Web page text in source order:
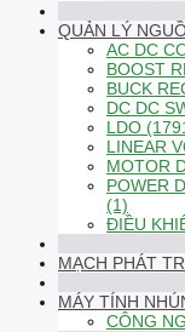
QUẢN LÝ
AC DC
BOOST
BUCK
DC DC
LDO
LINEAR
MOTOR
POWER
(1)
ĐIỀU
MẠCH PHÁT
MÁY TÍNH
CÔNG